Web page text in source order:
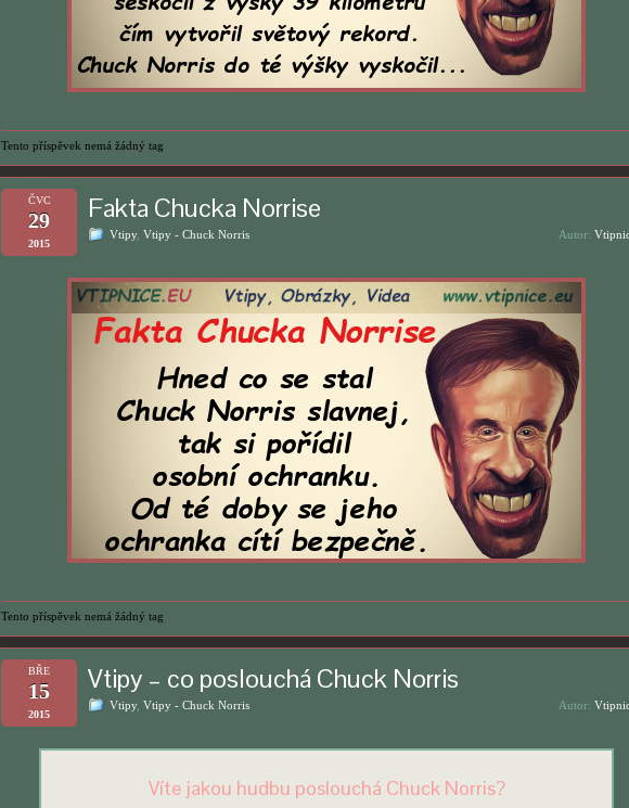
Tento příspěvek nemá žádný tag
ČVC
29
2015
Fakta Chucka Norrise
Vtipy, Vtipy - Chuck Norris Autor:
Tento příspěvek nemá žádný tag
BŘE
15
2015
Vtipy – co poslouchá Chuck Norris
Vtipy, Vtipy - Chuck Norris Autor:
Víte jakou hudbu poslouchá Chuck Norris?